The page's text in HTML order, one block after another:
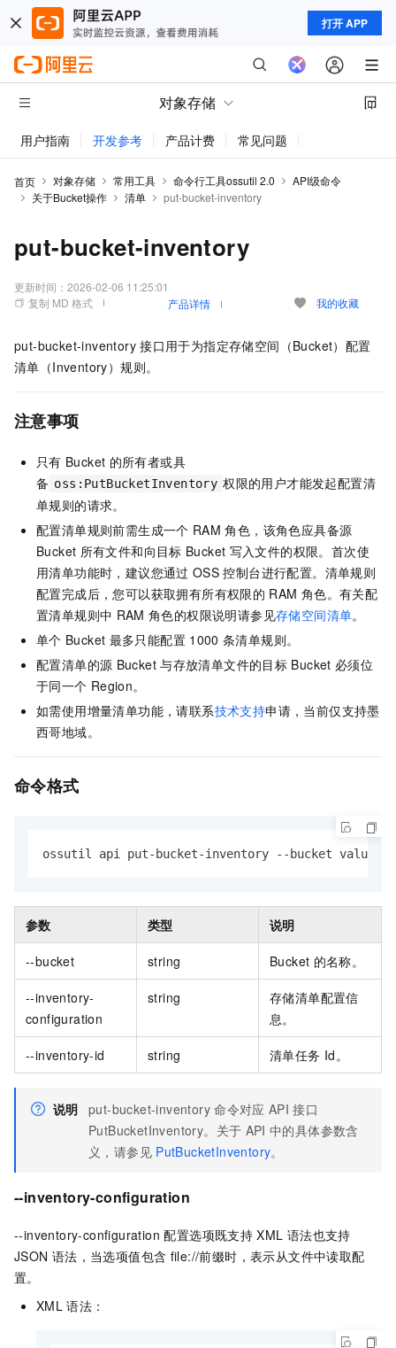
打开 APP
对象存储
用户指南 开发参考 产品计费 常见问题
首页 对象存储 常用工具 命令行工具ossutil 2.0
API级命令
关于Bucket操作
清单 put-bucket-inventory
put-bucket-inventory
更新时间： 2026-02-06 11:25:01
复制 MD 格式
产品详情 我的收藏
put-bucket-inventory 接口用于为指定存储空间（Bucket）配置
清单（Inventory）规则。
注意事项
只有 Bucket 的所有者或具
备 oss:PutBucketInventory 权限的用户才能发起配置清
单规则的请求。
配置清单规则前需生成一个 RAM 角色，该角色应具备源
Bucket 所有文件和向目标 Bucket 写入文件的权限。首次使
用清单功能时，建议您通过 OSS 控制台进行配置。清单规则
配置完成后，您可以获取拥有所有权限的 RAM 角色。有关配
置清单规则中 RAM 角色的权限说明请参见存储空间清单。
单个 Bucket 最多只能配置 1000 条清单规则。
配置清单的源 Bucket 与存放清单文件的目标 Bucket 必须位
于同一个 Region。
如需使用增量清单功能，请联系技术支持申请，当前仅支持墨
西哥地域。
命令格式
ossutil api put-bucket-inventory --bucket value
参数 类型 说明
--bucket string Bucket 的名称。
--inventory-
configuration
string
存储清单配置信
息。
--inventory-id string 清单任务 Id。
说明 put-bucket-inventory 命令对应 API 接口
PutBucketInventory。关于 API 中的具体参数含
义，请参见 PutBucketInventory。
--inventory-configuration
--inventory-configuration 配置选项既支持 XML 语法也支持
JSON 语法，当选项值包含 file://前缀时，表示从文件中读取配
置。
XML 语法：